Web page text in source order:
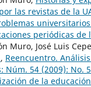
las revistas de la
periódicas de
Muro, José Luis
, Reencuentro.
Núm. 54 (2009): No.
de la